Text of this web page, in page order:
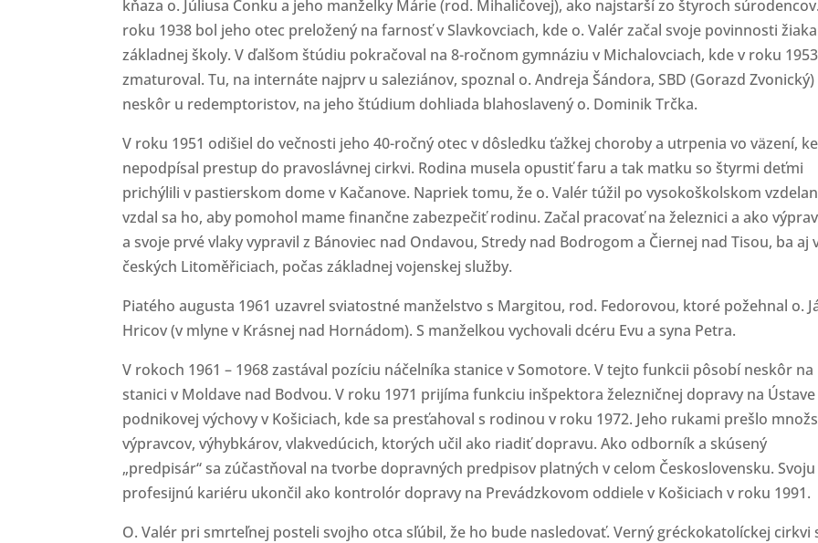
kňaza o. Júliusa Čonku a jeho manželky Márie (rod. Mihaličovej), ako najstarší zo štyroch
roku 1938 bol jeho otec preložený na farnosť v Slavkovciach, kde o. Valér začal svoje povinnosti žiaka
základnej školy. V ďalšom štúdiu pokračoval na 8-ročnom gymnáziu v Michalovciach, kde v roku 1953
zmaturoval. Tu, na internáte najprv u saleziánov, spoznal o. Andreja Šándora, SBD (Gorazd Zvonický)
neskôr u redemptoristov, na jeho štúdium dohliada blahoslavený o. Dominik Trčka.
V roku 1951 odišiel do večnosti jeho 40-ročný otec v dôsledku ťažkej choroby a utrpenia vo väzení,
nepodpísal prestup do pravoslávnej cirkvi. Rodina musela opustiť faru a tak matku so štyrmi deťmi
prichýlili v pastierskom dome v Kačanove. Napriek tomu, že o. Valér túžil po vysokoškolskom
vzdal sa ho, aby pomohol mame finančne zabezpečiť rodinu. Začal pracovať na železnici a ako
a svoje prvé vlaky vypravil z Bánoviec nad Ondavou, Stredy nad Bodrogom a Čiernej nad Tisou, ba aj
českých Litoměřiciach, počas základnej vojenskej služby.
Piatého augusta 1961 uzavrel sviatostné manželstvo s Margitou, rod. Fedorovou, ktoré požehnal o.
Hricov (v mlyne v Krásnej nad Hornádom). S manželkou vychovali dcéru Evu a syna Petra.
V rokoch 1961 – 1968 zastával pozíciu náčelníka stanice v Somotore. V tejto funkcii pôsobí neskôr na
stanici v Moldave nad Bodvou. V roku 1971 prijíma funkciu inšpektora železničnej dopravy na Ústave
podnikovej výchovy v Košiciach, kde sa presťahoval s rodinou v roku 1972. Jeho rukami prešlo
výpravcov, výhybkárov, vlakvedúcich, ktorých učil ako riadiť dopravu. Ako odborník a skúsený
„predpisár“ sa zúčastňoval na tvorbe dopravných predpisov platných v celom Československu. Svoju
profesijnú kariéru ukončil ako kontrolór dopravy na Prevádzkovom oddiele v Košiciach v roku 1991.
O. Valér pri smrteľnej posteli svojho otca sľúbil, že ho bude nasledovať. Verný gréckokatolíckej cirkvi